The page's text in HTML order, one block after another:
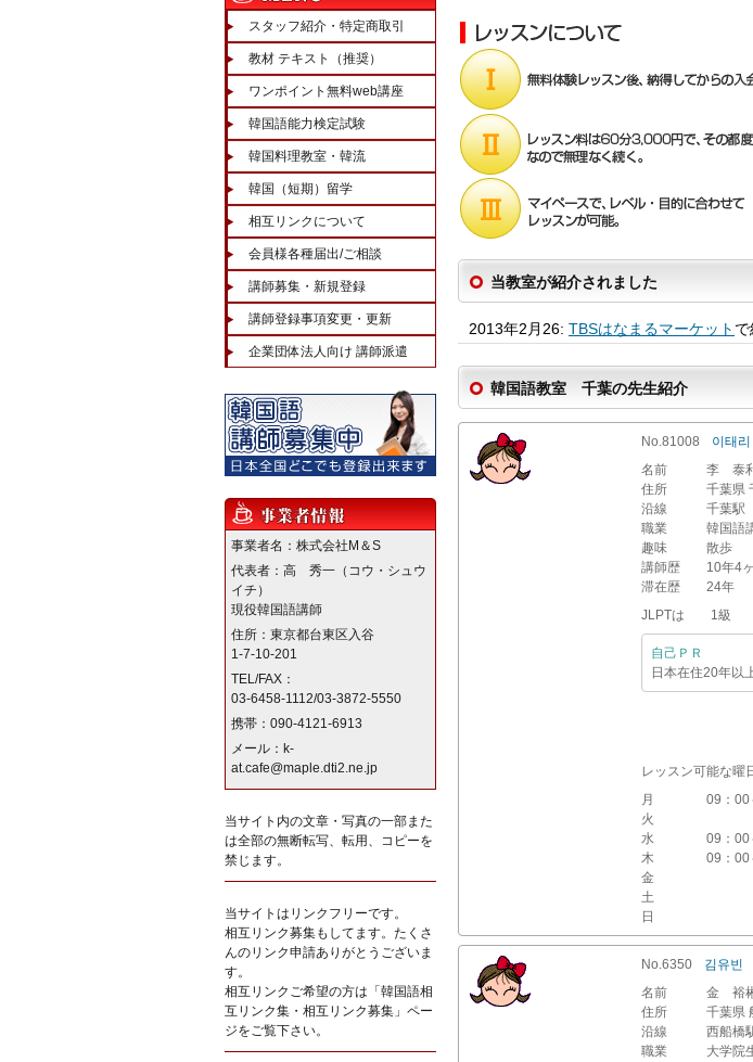
当教室が紹介されました
2013年2月26: TBSはなまるマーケット
韓国語教室 千葉の先生紹介
No.81008 이태리
名前
李 泰
住所
千葉県
沿線
千葉駅
職業
韓国語
趣味
散歩
講師歴
10年4
滞在歴
24年
JLPTは 1級
自己ＰＲ
日本在住20年以
レッスン可能な曜
月
09：00
火
水
09：00
木
09：00
金
土
日
No.6350 김유빈
名前
金 裕
住所
千葉県
沿線
西船橋
職業
大学院
スタッフ紹介・特定商取引
教材 テキスト（推奨）
ワンポイント無料web講座
韓国語能力検定試験
韓国料理教室・韓流
韓国（短期）留学
相互リンクについて
会員様各種届出/ご相談
講師募集・新規登録
講師登録事項変更・更新
企業団体法人向け 講師派遣
事業者名：株式会社M＆S
代表者：高 秀一（コウ・シュウ
イチ）
現役韓国語講師
住所：東京都台東区入谷
1-7-10-201
TEL/FAX：
03-6458-1112/03-3872-5550
携帯：090-4121-6913
メール：k-
at.cafe@maple.dti2.ne.jp
当サイト内の文章・写真の一部また
は全部の無断転写、転用、コピーを
禁じます。
当サイトはリンクフリーです。
相互リンク募集もしてます。たくさ
んのリンク申請ありがとうございま
す。
相互リンクご希望の方は「韓国語相
互リンク集・相互リンク募集」ペー
ジをご覧下さい。